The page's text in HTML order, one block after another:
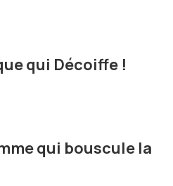
qui Décoiffe !
qui bouscule la